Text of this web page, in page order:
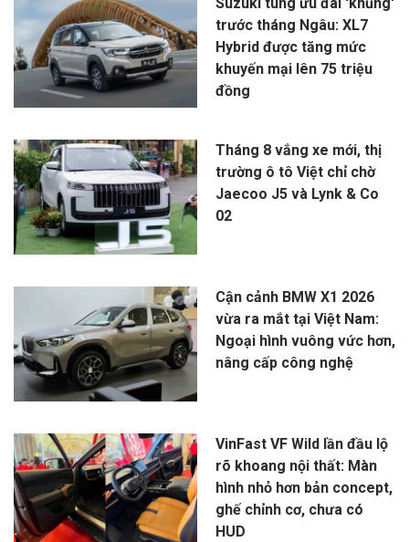
Suzuki tung ưu đãi 'khủng'
trước tháng Ngâu: XL7
Hybrid được tăng mức
khuyến mại lên 75 triệu
đồng
Tháng 8 vắng xe mới, thị
trường ô tô Việt chỉ chờ
Jaecoo J5 và Lynk & Co
02
Cận cảnh BMW X1 2026
vừa ra mắt tại Việt Nam:
Ngoại hình vuông vức hơn,
nâng cấp công nghệ
VinFast VF Wild lần đầu lộ
rõ khoang nội thất: Màn
hình nhỏ hơn bản concept,
ghế chỉnh cơ, chưa có
HUD